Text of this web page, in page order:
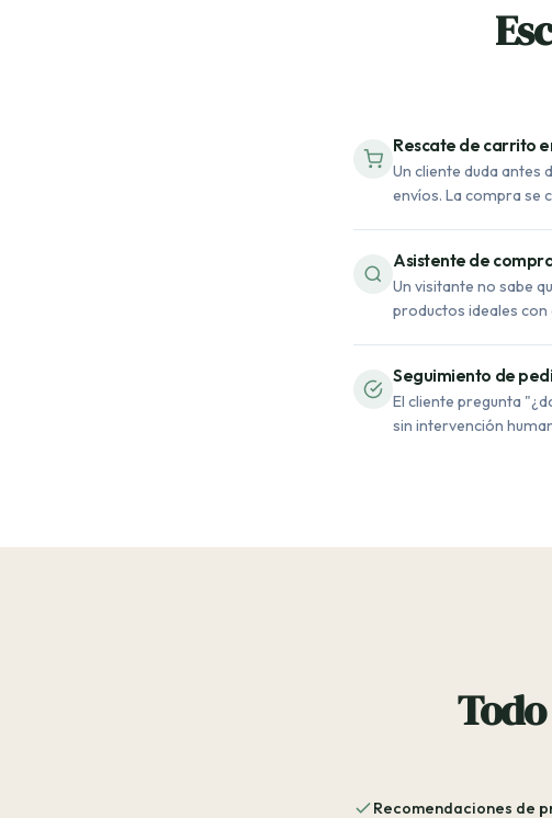
Rescate de carrito
Un cliente duda antes
envíos. La compra se
Asistente de
Un visitante no sabe
productos ideales con
Seguimiento de
El cliente pregunta
sin intervención
Recomendaciones de